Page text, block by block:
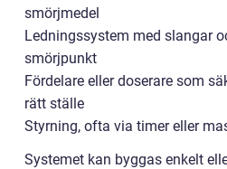
smörjmedel
Ledningssystem med slangar
smörjpunkt
Fördelare eller doserare som
rätt ställe
Styrning, ofta via timer eller
Systemet kan byggas enkelt